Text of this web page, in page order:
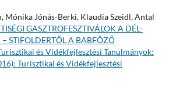
Mónika Jónás-Berki, Klaudia Szeidl, Antal
GASZTROFESZTIVÁLOK A DÉL-
STIFOLDERTŐL A BABFŐZŐ
és Vidékfejlesztési Tanulmányok:
Turisztikai és Vidékfejlesztési